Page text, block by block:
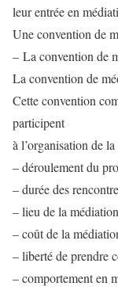
leur entrée en
Une convention de
– La convention de
La convention de
Cette convention
participent
à l’organisation de
– déroulement du
– durée des
– lieu de la
– coût de la
– liberté de prendre
– comportement en